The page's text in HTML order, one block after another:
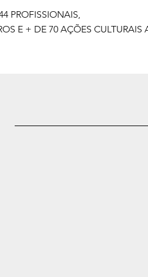
PROFISSIONAIS,
E + DE 70 AÇÕES CULTURAIS